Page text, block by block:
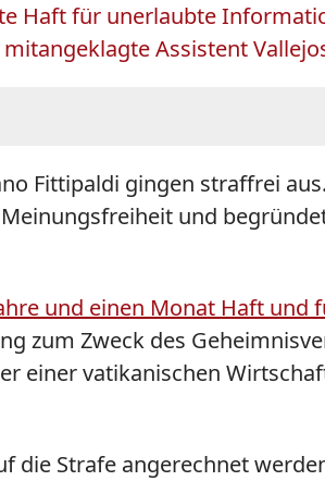
Haft für unerlaubte
Assistent
Fittipaldi gingen straffrei
und
und einen Monat Haft und
zum Zweck des
einer vatikanischen
Strafe angerechnet